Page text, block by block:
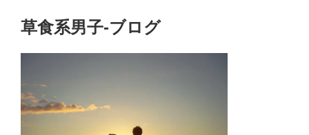
草食系男子-ブログ